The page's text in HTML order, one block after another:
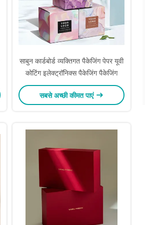
साबुन कार्डबोर्ड व्यक्तिगत पैकेजिंग पेपर यूवी
कोटिंग इलेक्ट्रॉनिक्स पैकेजिंग पैकेजिंग
सबसे अच्छी कीमत पाएं